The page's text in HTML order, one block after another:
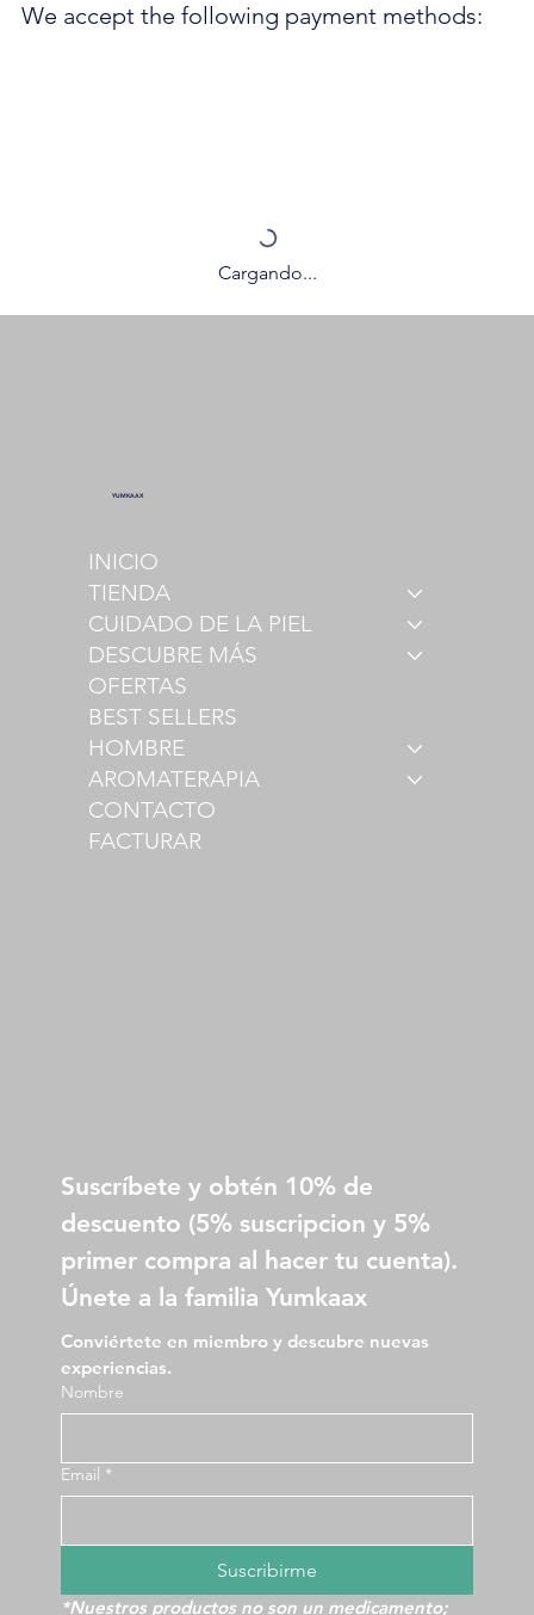
Cargando...
We accept the following payment methods:
YUMKAAX
INICIO
TIENDA
CUIDADO DE LA PIEL
DESCUBRE MÁS
OFERTAS
BEST SELLERS
HOMBRE
AROMATERAPIA
CONTACTO
FACTURAR
Suscríbete y obtén 10% de
descuento (5% suscripcion y 5%
primer compra al hacer tu cuenta).
Únete a la familia Yumkaax
Conviértete en miembro y descubre nuevas
experiencias.
Nombre
Email *
Suscribirme
*Nuestros productos no son un medicamento;